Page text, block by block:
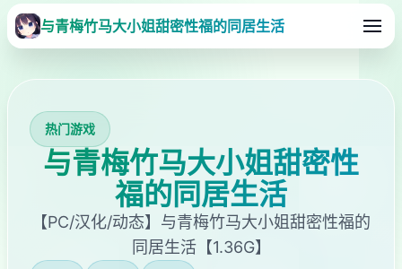
与青梅竹马大小姐甜密性福的同居生活
热门游戏
与青梅竹马大小姐甜密性
福的同居生活
【PC/汉化/动态】与青梅竹马大小姐甜密性福的
同居生活【1.36G】